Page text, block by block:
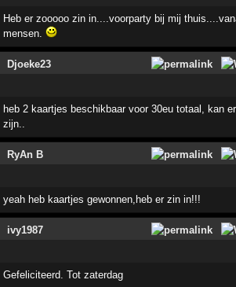
Heb er zooooo zin in....voorparty bij mij
mensen.
Djoeke23
heb 2 kaartjes beschikbaar voor 30eu totaal, kan
zijn..
RyAn B
yeah heb kaartjes gewonnen,heb er zin in!!!
ivy1987
Gefeliciteerd. Tot zaterdag